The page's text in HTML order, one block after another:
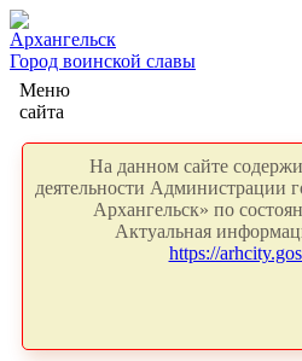
Архангельск
Город воинской славы
Меню
сайта
На данном сайте
деятельности Администрации
Архангельск» по
Актуальная
https://